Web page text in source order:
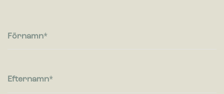
relevanta och engagerande för enskilda användare, och
Förnamn
Efternamn